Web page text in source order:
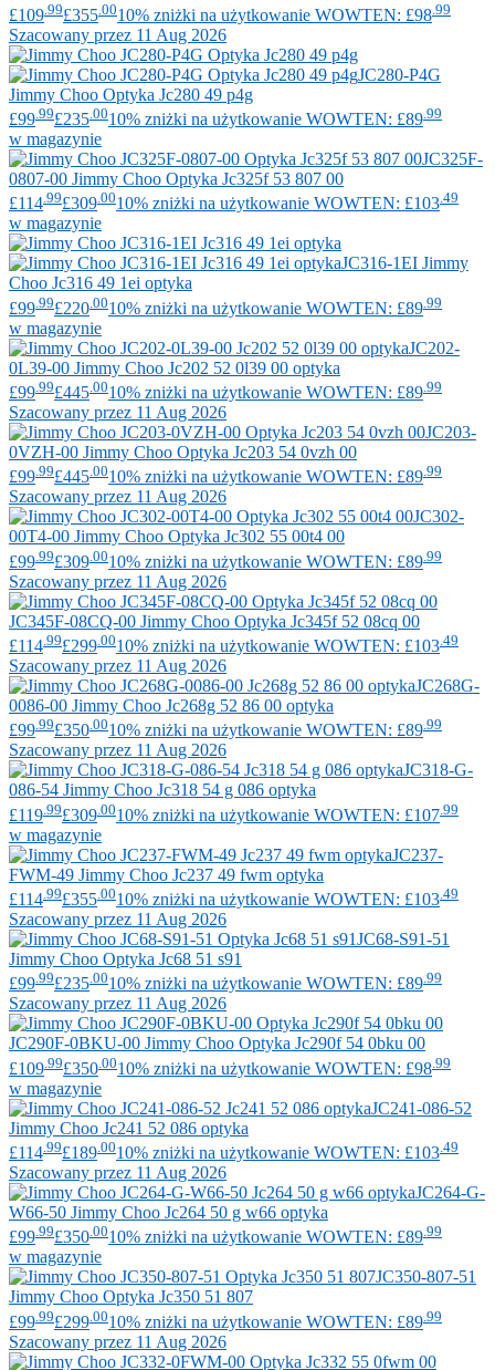
£109 .99£355 .0010% zniżki na użytkowanie WOWTEN: £98 .99
Szacowany przez 11 Aug 2026
JC280-P4G
Jimmy Choo Optyka Jc280 49 p4g
£99 .99£235 .0010% zniżki na użytkowanie WOWTEN: £89 .99
w magazynie
JC325F-
0807-00 Jimmy Choo Optyka Jc325f 53 807 00
£114.99£309.0010% zniżki na użytkowanie WOWTEN: £103.49
w magazynie
JC316-1EI Jimmy
Choo Jc316 49 1ei optyka
£99 .99£220 .0010% zniżki na użytkowanie WOWTEN: £89 .99
w magazynie
JC202-
0L39-00 Jimmy Choo Jc202 52 0l39 00 optyka
£99 .99£445 .0010% zniżki na użytkowanie WOWTEN: £89 .99
Szacowany przez 11 Aug 2026
JC203-
0VZH-00 Jimmy Choo Optyka Jc203 54 0vzh 00
£99.99£445.0010% zniżki na użytkowanie WOWTEN: £89.99
Szacowany przez 11 Aug 2026
JC302-
00T4-00 Jimmy Choo Optyka Jc302 55 00t4 00
£99 .99£309 .0010% zniżki na użytkowanie WOWTEN: £89 .99
Szacowany przez 11 Aug 2026
JC345F-08CQ-00 Jimmy Choo Optyka Jc345f 52 08cq 00
£114 .99£299 .0010% zniżki na użytkowanie WOWTEN: £103 .49
Szacowany przez 11 Aug 2026
JC268G-
0086-00 Jimmy Choo Jc268g 52 86 00 optyka
£99.99£350.0010% zniżki na użytkowanie WOWTEN: £89.99
Szacowany przez 11 Aug 2026
JC318-G-
086-54 Jimmy Choo Jc318 54 g 086 optyka
£119 .99£309 .0010% zniżki na użytkowanie WOWTEN: £107 .99
w magazynie
JC237-
FWM-49 Jimmy Choo Jc237 49 fwm optyka
£114 .99£355 .0010% zniżki na użytkowanie WOWTEN: £103 .49
Szacowany przez 11 Aug 2026
JC68-S91-51
Jimmy Choo Optyka Jc68 51 s91
£99 .99£235 .0010% zniżki na użytkowanie WOWTEN: £89 .99
Szacowany przez 11 Aug 2026
JC290F-0BKU-00 Jimmy Choo Optyka Jc290f 54 0bku 00
£109 .99£350 .0010% zniżki na użytkowanie WOWTEN: £98 .99
w magazynie
JC241-086-52
Jimmy Choo Jc241 52 086 optyka
£114 .99£189 .0010% zniżki na użytkowanie WOWTEN: £103 .49
Szacowany przez 11 Aug 2026
JC264-G-
W66-50 Jimmy Choo Jc264 50 g w66 optyka
£99 .99£350 .0010% zniżki na użytkowanie WOWTEN: £89 .99
w magazynie
JC350-807-51
Jimmy Choo Optyka Jc350 51 807
£99 .99£299 .0010% zniżki na użytkowanie WOWTEN: £89 .99
Szacowany przez 11 Aug 2026